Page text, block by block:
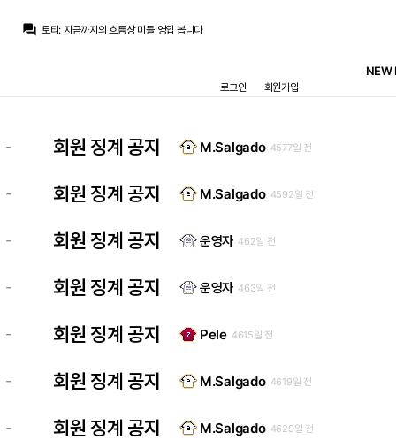
question_answer 토티: 지금까지의 흐름상 미들 영입 봅니다
2부에서 구르던 프란도 긴장해서 4부에 털리는건 선수탓일지 팀탓일지 감독 탓일지...
베르스타펜: 국왕컵을 들면 리그를 못 들고…
강망고: 국왕컵이 문제긴 하죠..
NEW
로그인 회원가입
- 회원 징계 공지 M.Salgado 4577일 전
- 회원 징계 공지 M.Salgado 4592일 전
- 회원 징계 공지 운영자 462일 전
- 회원 징계 공지 운영자 463일 전
- 회원 징계 공지 Pele 4615일 전
- 회원 징계 공지 M.Salgado 4619일 전
- 회원 징계 공지 M.Salgado 4629일 전